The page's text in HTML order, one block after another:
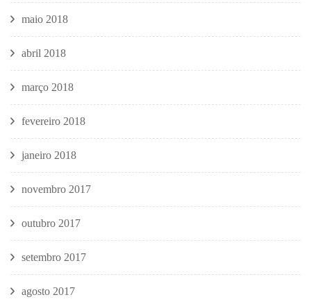
maio 2018
abril 2018
março 2018
fevereiro 2018
janeiro 2018
novembro 2017
outubro 2017
setembro 2017
agosto 2017